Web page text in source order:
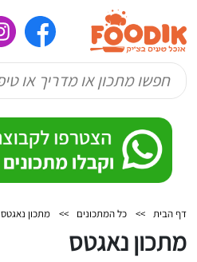
דף הבית >> כל המתכונים >> מתכון נאגטס
מתכון נאגטס